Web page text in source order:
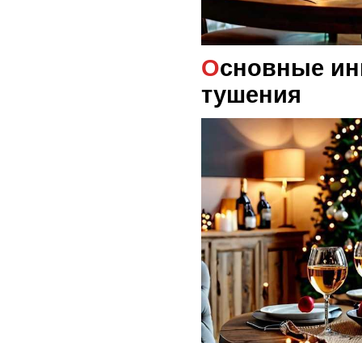
Основные ингредиенты для
тушения